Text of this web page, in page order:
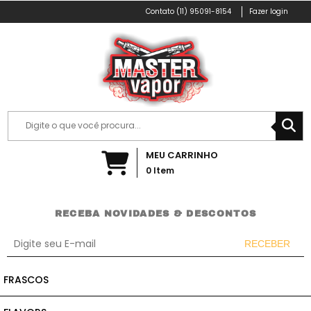
(11) 95091-8154 Fazer login
MEU CARRINHO
0 Item
RECEBA NOVIDADES & DESCONTOS
RECEBER
Incluir
Remover
FRASCOS